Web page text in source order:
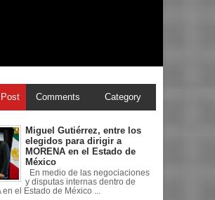
Comments Category
Miguel Gutiérrez, entre los
elegidos para dirigir a
MORENA en el Estado de
México
En medio de las negociaciones
y disputas internas dentro de
en el Estado de México ...